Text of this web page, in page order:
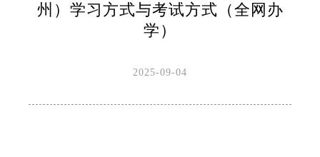
州）学习方式与考试方式（全网办
学）
2025-09-04